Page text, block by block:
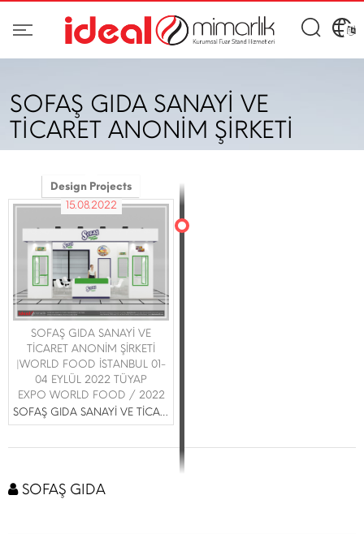
SOFAŞ GIDA SANAYİ VE
TİCARET ANONİM ŞİRKETİ
Design Projects
15.08.2022
SOFAŞ GIDA SANAYİ VE
TİCARET ANONİM ŞİRKETİ
|WORLD FOOD İSTANBUL 01-
04 EYLÜL 2022 TÜYAP
EXPO WORLD FOOD / 2022
SOFAŞ GIDA SANAYİ VE TİCARET ANONİM ŞİRKETİ
SOFAŞ GIDA